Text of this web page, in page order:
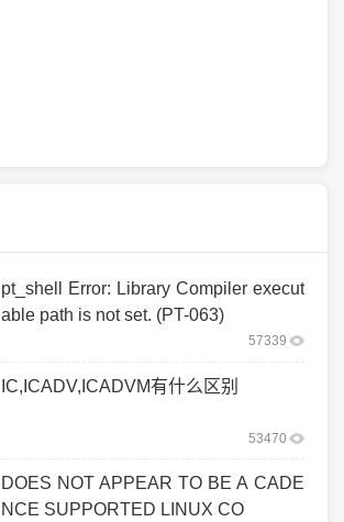
pt_shell Error: Library Compiler execut
able path is not set. (PT-063)
57339
IC,ICADV,ICADVM有什么区别
53470
DOES NOT APPEAR TO BE A CADE
NCE SUPPORTED LINUX CO